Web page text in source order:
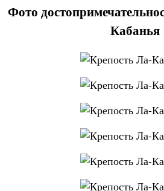
Фото
Кабанья